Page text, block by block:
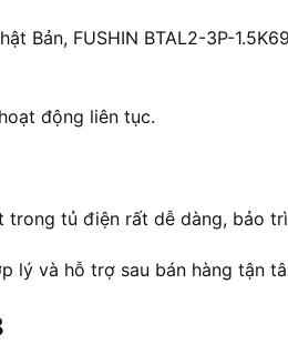
Bản, FUSHIN BTAL2-3P-
động liên tục.
trong tủ điện rất dễ dàng, bảo
lý và hỗ trợ sau bán hàng tận